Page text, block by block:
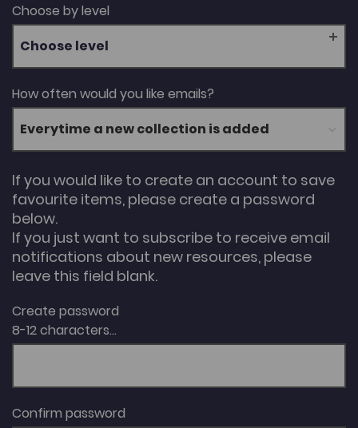
Choose by level
Choose level
How often would you like emails?
If you would like to create an account to save
favourite items, please create a password
below.
If you just want to subscribe to receive email
notifications about new resources, please
leave this field blank.
Create password
8-12 characters...
Confirm password